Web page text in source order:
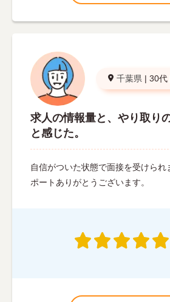
千葉県 | 30代
求人の情報量と、やり取り
と感じた。
自信がついた状態で面接を受けられ
ポートありがとうございます。